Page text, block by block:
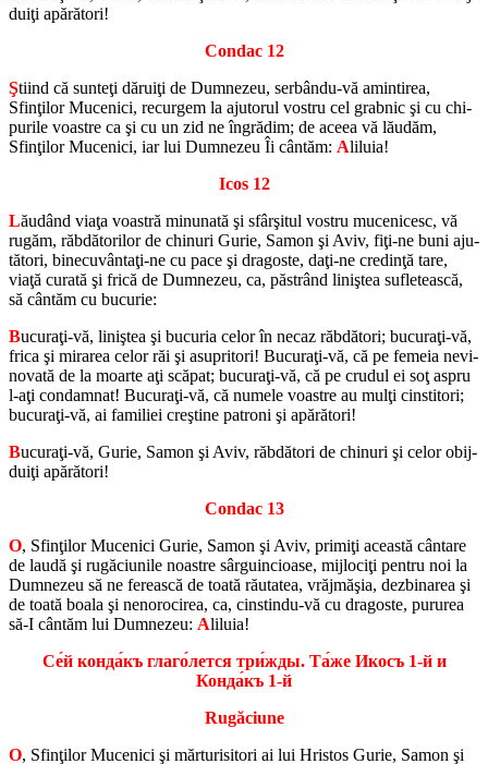
duiţi apă­ră­tori!
Con­dac 12
Ştiind că sunteţi dăruiţi de Dum­ne­zeu, serbându-vă amin­ti­rea,
Sfinţilor Mu­ce­nici, re­cur­gem la aju­to­rul vos­tru cel gra­b­nic şi cu chi­
pu­rile voas­tre ca şi cu un zid ne în­gră­dim; de aceea vă lă­u­dăm,
Sfinţilor Mu­ce­nici, iar lui Dum­ne­zeu Îi cântăm: Ali­luia!
Icos 12
Lăudând viaţa voas­tră mi­nu­nată şi sfârşitul vos­tru mu­ce­ni­cesc, vă
rugăm, răb­dă­to­ri­lor de chi­nuri Gurie, Samon şi Aviv, fiţi-ne buni aju­
tă­tori, bi­ne­cuvântaţi-ne cu pace şi dra­goste, daţi-ne cre­dinţă tare,
viaţă cu­rată şi frică de Dum­ne­zeu, ca, păstrând liniştea su­fle­tească,
să cântăm cu bu­cu­rie:
Bucuraţi-vă, liniştea şi bu­cu­ria celor în necaz răb­dă­tori; bu­curaţi-vă,
frica şi mi­ra­rea celor răi şi asu­pri­tori! Bu­curaţi-vă, că pe fe­meia ne­vi­
no­vată de la moarte aţi scă­pat; bu­curaţi-vă, că pe cru­dul ei soţ aspru
l-aţi con­dam­nat! Bu­curaţi-vă, că nu­mele voas­tre au mulţi cin­sti­tori;
bu­curaţi-vă, ai fa­mi­liei creştine pa­troni şi apă­ră­tori!
Bucuraţi-vă, Gurie, Samon şi Aviv, răb­dă­tori de chi­nuri şi celor obij­
duiţi apă­ră­tori!
Con­dac 13
O, Sfinţilor Mu­ce­nici Gurie, Samon şi Aviv, primiţi această cântare
de laudă şi ru­gă­ciu­nile noas­tre sârgu­in­cioase, mij­lociţi pen­tru noi la
Dum­ne­zeu să ne fe­rească de toată ră­u­ta­tea, vră­jmăşia, dez­bi­na­rea şi
de toată boala şi ne­no­ro­ci­rea, ca, cin­s­tindu-vă cu dra­goste, pu­ru­rea
să-I cântăm lui Dum­ne­zeu: Ali­luia!
Се́й конда́къ глаго́лется три́жды. Та́же Икосъ 1-й и
Конда́къ 1-й
Ru­gă­ciune
O, Sfinţilor Mu­ce­nici şi măr­tu­ri­si­tori ai lui Hris­tos Gurie, Samon şi